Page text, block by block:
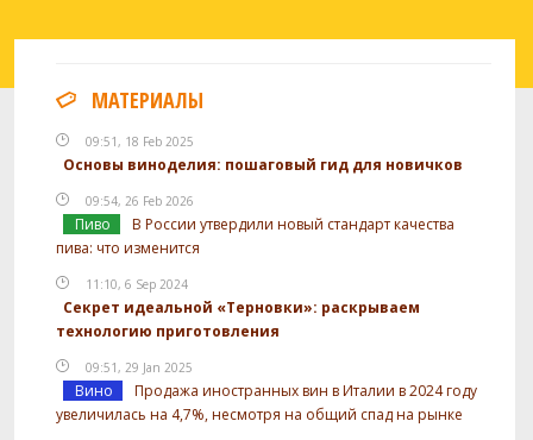
МАТЕРИАЛЫ
09:51, 18 Feb 2025
Основы виноделия: пошаговый гид для новичков
09:54, 26 Feb 2026
Пиво
В России утвердили новый стандарт качества
пива: что изменится
11:10, 6 Sep 2024
Секрет идеальной «Терновки»: раскрываем
технологию приготовления
09:51, 29 Jan 2025
Вино
Продажа иностранных вин в Италии в 2024 году
увеличилась на 4,7%, несмотря на общий спад на рынке